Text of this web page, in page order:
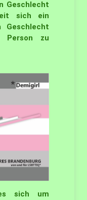
Geschlecht
sich ein
Geschlecht
Person zu
sich um